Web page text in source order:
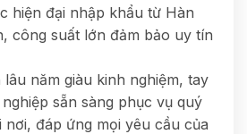
hiện đại nhập khẩu từ Hàn
công suất lớn đảm bảo uy tín
năm giàu kinh nghiệm, tay
sẵn sàng phục vụ quý
nơi, đáp ứng mọi yêu cầu của